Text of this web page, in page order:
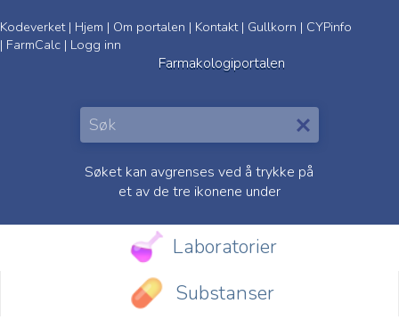
Kodeverket | Hjem | Om portalen | Kontakt | Gullkorn | CYPinfo
| FarmCalc | Logg inn
Farmakologiportalen
Søket kan avgrenses ved å trykke på
et av de tre ikonene under
Laboratorier
Substanser